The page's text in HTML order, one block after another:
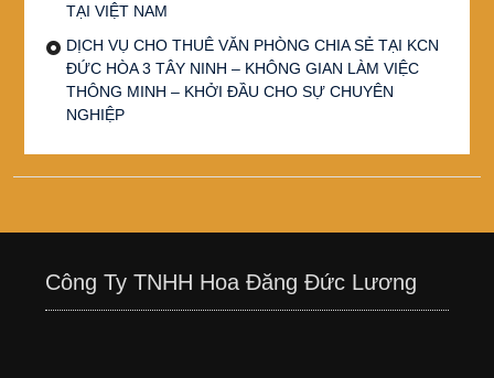
TẠI VIỆT NAM
DỊCH VỤ CHO THUÊ VĂN PHÒNG CHIA SẺ TẠI KCN
ĐỨC HÒA 3 TÂY NINH – KHÔNG GIAN LÀM VIỆC
THÔNG MINH – KHỞI ĐẦU CHO SỰ CHUYÊN
NGHIỆP
Công Ty TNHH Hoa Đăng Đức Lương